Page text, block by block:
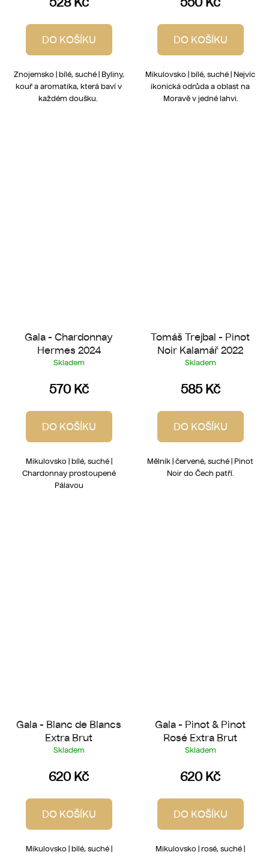
DO KOŠÍKU
Znojemsko | bílé, suché | Byliny,
kouř a aromatika, která baví v
každém doušku.
DO KOŠÍKU
Mikulovsko | bílé, suché | Nejvíc
ikonická odrůda a oblast na
Moravě v jedné lahvi.
Gala - Chardonnay
Hermes 2024
Skladem
570 Kč
DO KOŠÍKU
Mikulovsko | bílé, suché |
Chardonnay prostoupené
Pálavou
Tomáš Trejbal - Pinot
Noir Kalamář 2022
Skladem
585 Kč
DO KOŠÍKU
Mělník | červené, suché | Pinot
Noir do Čech patří.
Gala - Blanc de Blancs
Extra Brut
Skladem
620 Kč
DO KOŠÍKU
Mikulovsko | bílé, suché |
Gala - Pinot & Pinot
Rosé Extra Brut
Skladem
620 Kč
DO KOŠÍKU
Mikulovsko | rosé, suché |